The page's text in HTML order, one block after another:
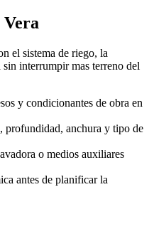
Vera
el sistema de riego, la
interrumpir mas terreno del
y condicionantes de obra en
profundidad, anchura y tipo de
o medios auxiliares
antes de planificar la